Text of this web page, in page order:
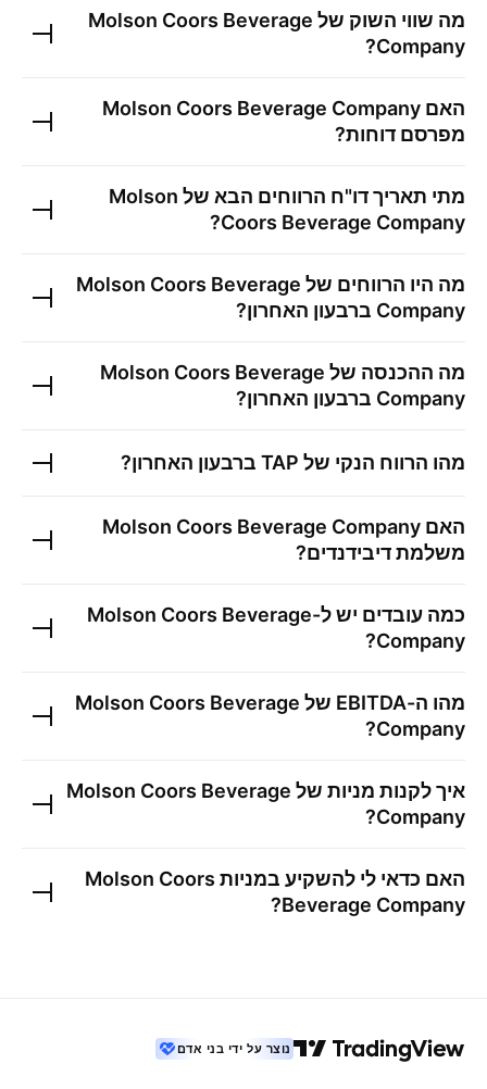
מה שווי השוק של Molson Coors Beverage
Company
?
האם Molson Coors Beverage Company
מפרסם דוחות?
מתי תאריך דו"ח הרווחים הבא של Molson
Coors Beverage Company
?
מה היו הרווחים של Molson Coors Beverage
Company ברבעון האחרון?
מה ההכנסה של Molson Coors Beverage
Company ברבעון האחרון?
מהו הרווח הנקי של TAP ברבעון האחרון?
האם Molson Coors Beverage Company
משלמת דיבידנדים?
כמה עובדים יש ל-Molson Coors Beverage
Company
?
מהו ה-EBITDA של
Molson Coors Beverage
Company
?
איך לקנות מניות של Molson Coors Beverage
Company
?
האם כדאי לי להשקיע במניות Molson Coors
Beverage Company
?
נוצר על ידי בני אדם